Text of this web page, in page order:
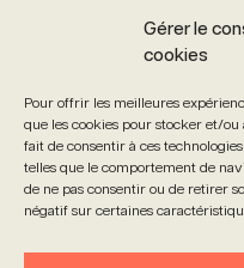
Gérer le
cookies
Pour offrir les meilleures
que les cookies pour stocker et/
fait de consentir à ces
telles que le comportement de
de ne pas consentir ou de retirer
négatif sur certaines
13 rue
67000
du lundi au